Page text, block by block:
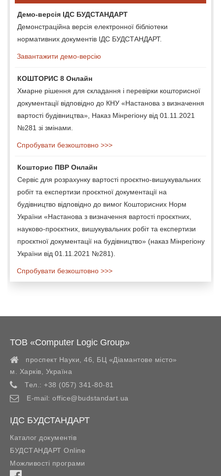
Демо-версія ІДС БУДСТАНДАРТ
Демонстраційна версія електронної бібліотеки
нормативних документів ІДС БУДСТАНДАРТ.
Завантажити демо-версію
КОШТОРИС 8 Онлайн
Хмарне рішення для складання і перевірки кошторисної
документації відповідно до КНУ «Настанова з визначення
вартості будівництва», Наказ Мінрегіону від 01.11.2021
№281 зі змінами.
Спробувати безкоштовно >>>
Кошторис ПВР Онлайн
Сервіс для розрахунку вартості проєктно-вишукувальних
робіт та експертизи проєктної документації на
будівництво відповідно до вимог Кошторисних Норм
України «Настанова з визначення вартості проєктних,
науково-проєктних, вишукувальних робіт та експертизи
проєктної документації на будівництво» (наказ Мінрегіону
України від 01.11.2021 №281).
Спробувати безкоштовно >>>
ТОВ «Computer Logic Group»
проспект Науки, 46, БЦ «Діамантове місто»
м. Харків
Україна
Тел.: +38 (057) 341-80-81
E-mail: office@budstandart.ua
ІДС БУДСТАНДАРТ
Каталог документів
БУДСТАНДАРТ Online
Можливості програми